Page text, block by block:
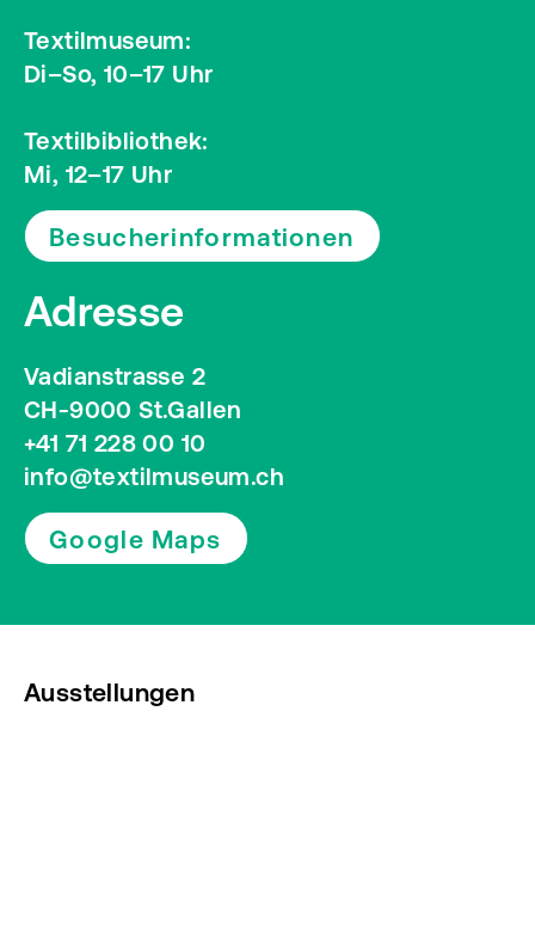
Textilmuseum:
Di–So, 10–17 Uhr
Textilbibliothek:
Mi, 12–17 Uhr
Besucherinformationen
Adresse
Vadianstrasse 2
CH-9000 St.Gallen
+41 71 228 00 10
info@textilmuseum.ch
Google Maps
Ausstellungen